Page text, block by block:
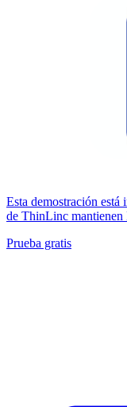
Esta demostración
de ThinLinc
Prueba gratis